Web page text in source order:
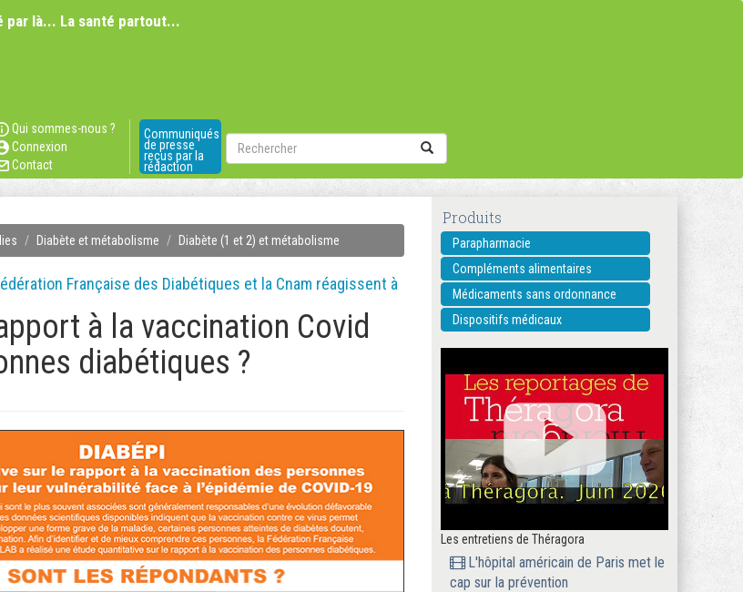
par là... La santé partout...
Qui sommes-nous ?
Connexion
Contact
Communiqués
de presse
reçus par la
rédaction
Rechercher
Diabète et métabolisme Diabète (1 et 2) et métabolisme
Française des Diabétiques et la Cnam réagissent à
à la vaccination Covid
diabétiques ?
Produits
Parapharmacie
Compléments alimentaires
Médicaments sans ordonnance
Dispositifs médicaux
Les entretiens de Théragora
L'hôpital américain de Paris met le
cap sur la prévention